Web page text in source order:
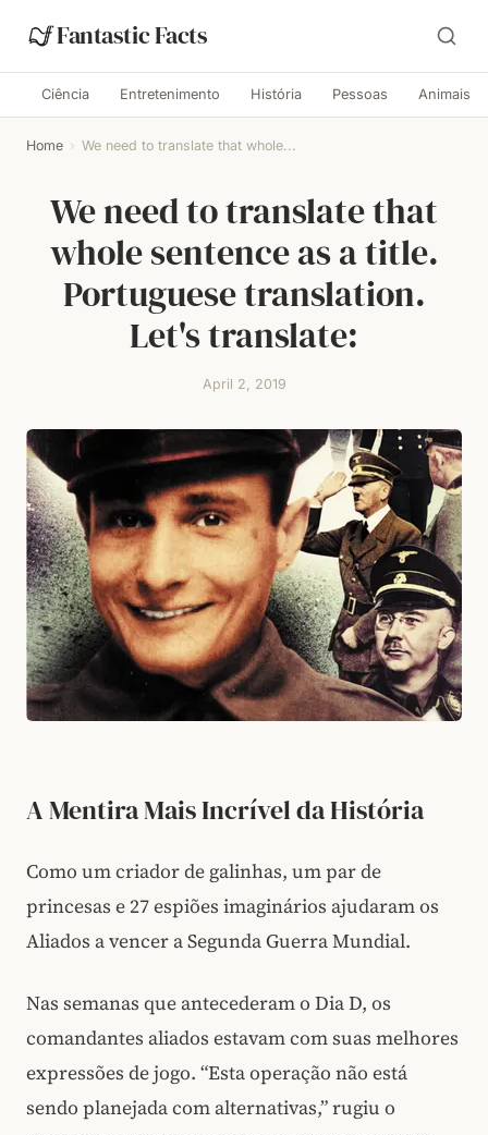
Fantastic Facts
Ciência Entretenimento História Pessoas Animais
Home › We need to translate that whole...
We need to translate that
whole sentence as a title.
Portuguese translation.
Let's translate:
April 2, 2019
A Mentira Mais Incrível da História
Como um criador de galinhas, um par de
princesas e 27 espiões imaginários ajudaram os
Aliados a vencer a Segunda Guerra Mundial.
Nas semanas que antecederam o Dia D, os
comandantes aliados estavam com suas melhores
expressões de jogo. “Esta operação não está
sendo planejada com alternativas,” rugiu o